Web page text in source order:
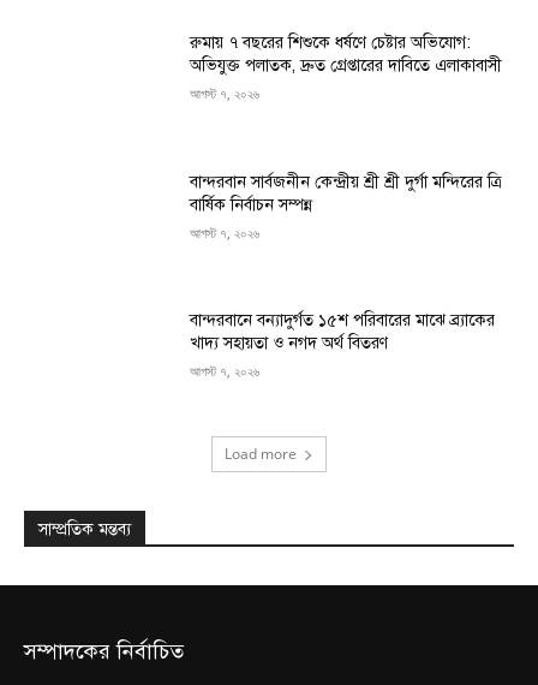
রুমায় ৭ বছরের শিশুকে ধর্ষণে চেষ্টার অভিযোগ:
অভিযুক্ত পলাতক, দ্রুত গ্রেপ্তারের দাবিতে এলাকাবাসী
আগস্ট ৭, ২০২৬
বান্দরবান সার্বজনীন কেন্দ্রীয় শ্রী শ্রী দুর্গা মন্দিরের ত্রি
বার্ষিক নির্বাচন সম্পন্ন
আগস্ট ৭, ২০২৬
বান্দরবানে বন্যাদুর্গত ১৫শ পরিবারের মাঝে ব্র্যাকের
খাদ্য সহায়তা ও নগদ অর্থ বিতরণ
আগস্ট ৭, ২০২৬
Load more
সাম্প্রতিক মন্তব্য
সম্পাদকের নির্বাচিত